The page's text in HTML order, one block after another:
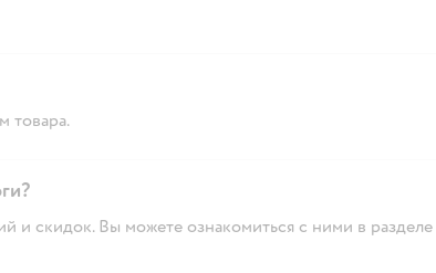
товара.
и скидок. Вы можете ознакомиться с ними в разделе